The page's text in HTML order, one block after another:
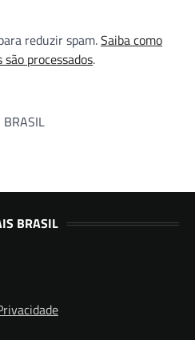
reduzir spam.Saiba como
processados.
BRASIL
BRASIL